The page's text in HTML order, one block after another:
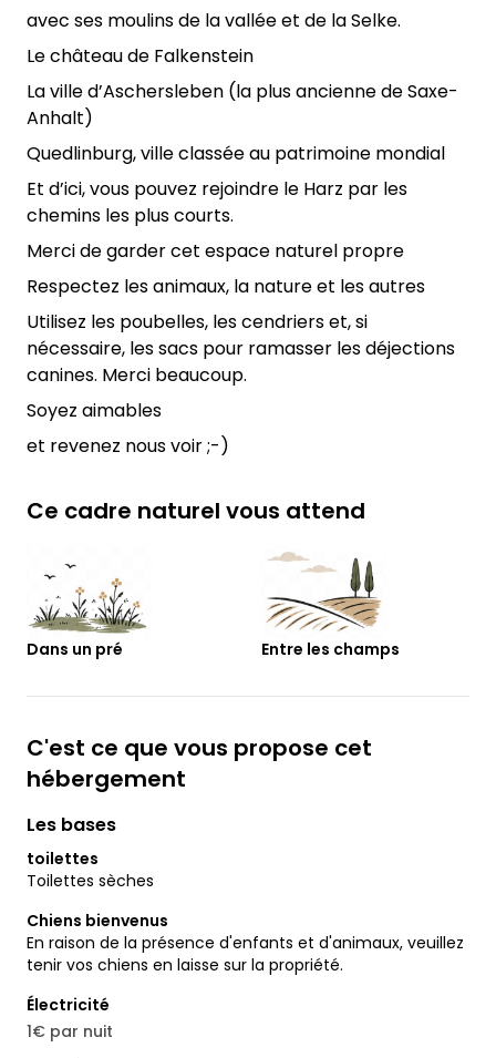
avec ses moulins de la vallée et de la Selke.
Le château de Falkenstein
La ville d’Aschersleben (la plus ancienne de Saxe-
Anhalt)
Quedlinburg, ville classée au patrimoine mondial
Et d’ici, vous pouvez rejoindre le Harz par les
chemins les plus courts.
Merci de garder cet espace naturel propre
Respectez les animaux, la nature et les autres
Utilisez les poubelles, les cendriers et, si
nécessaire, les sacs pour ramasser les déjections
canines. Merci beaucoup.
Soyez aimables
et revenez nous voir ;-)
Ce cadre naturel vous attend
Dans un pré Entre les champs
C'est ce que vous propose cet
hébergement
Les bases
toilettes
Toilettes sèches
Chiens bienvenus
En raison de la présence d'enfants et d'animaux, veuillez
tenir vos chiens en laisse sur la propriété.
Électricité
1€ par nuit